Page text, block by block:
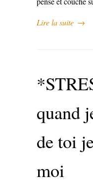
Lire la suite →
quand
de toi
moi